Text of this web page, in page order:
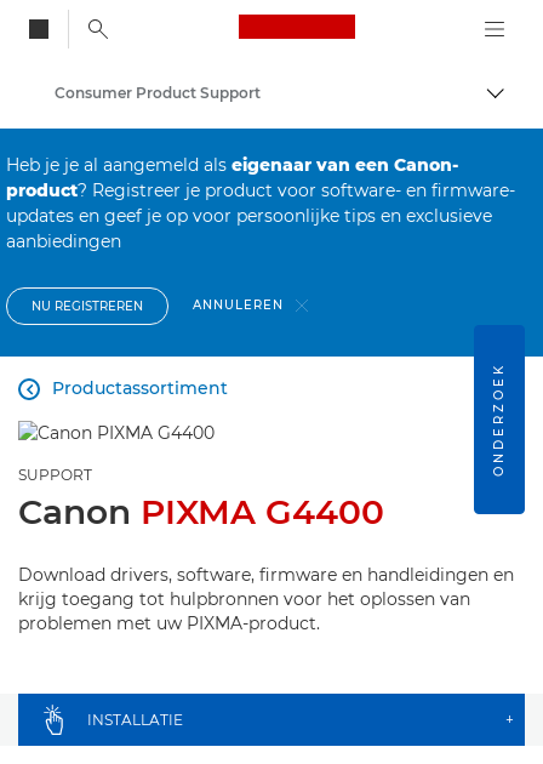
Canon Logo, back
Consumer Product Support
Heb je je al aangemeld als eigenaar van een Canon-
product? Registreer je product voor software- en firmware-
updates en geef je op voor persoonlijke tips en exclusieve
aanbiedingen
NU REGISTREREN ANNULEREN
Productassortiment

SUPPORT
Canon PIXMA G4400
Download drivers, software, firmware en handleidingen en
krijg toegang tot hulpbronnen voor het oplossen van
problemen met uw PIXMA-product.
INSTALLATIE +
ONDERZOEK